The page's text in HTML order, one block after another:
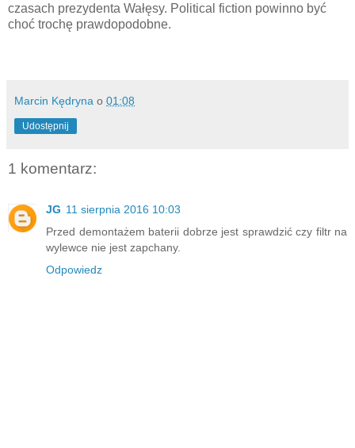
czasach prezydenta Wałęsy. Political fiction powinno być
choć trochę prawdopodobne.
Marcin Kędryna o 01:08
Udostępnij
1 komentarz:
JG 11 sierpnia 2016 10:03
Przed demontażem baterii dobrze jest sprawdzić czy filtr na
wylewce nie jest zapchany.
Odpowiedz